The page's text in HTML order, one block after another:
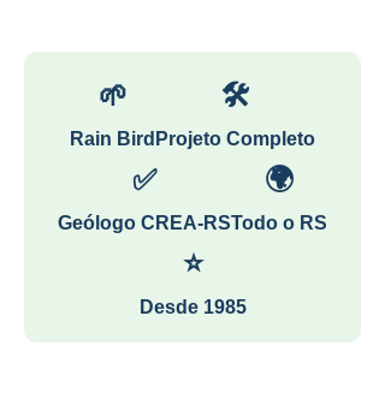
🌱
Rain Bird
🛠
Projeto Completo
✅
Geólogo CREA-RS
🌍
Todo o RS
⭐
Desde 1985